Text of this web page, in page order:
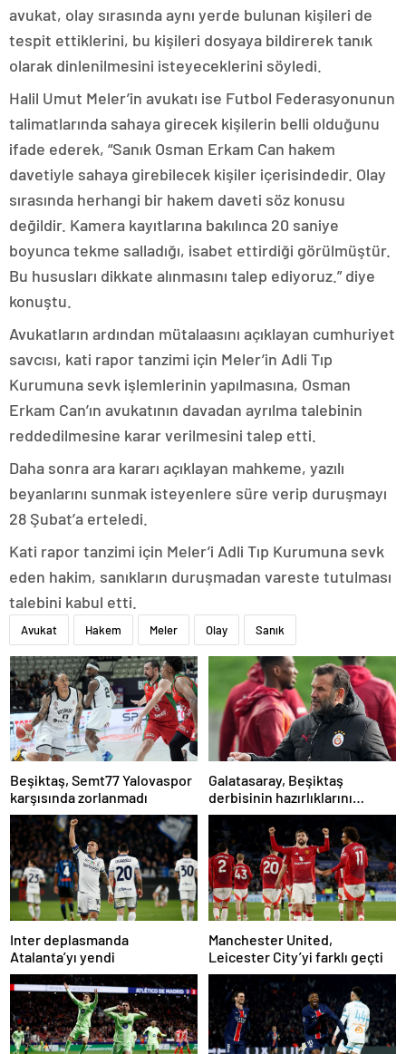
avukat, olay sırasında aynı yerde bulunan kişileri de
tespit ettiklerini, bu kişileri dosyaya bildirerek tanık
olarak dinlenilmesini isteyeceklerini söyledi.
Halil Umut Meler’in avukatı ise Futbol Federasyonunun
talimatlarında sahaya girecek kişilerin belli olduğunu
ifade ederek, “Sanık Osman Erkam Can hakem
davetiyle sahaya girebilecek kişiler içerisindedir. Olay
sırasında herhangi bir hakem daveti söz konusu
değildir. Kamera kayıtlarına bakılınca 20 saniye
boyunca tekme salladığı, isabet ettirdiği görülmüştür.
Bu hususları dikkate alınmasını talep ediyoruz.” diye
konuştu.
Avukatların ardından mütalaasını açıklayan cumhuriyet
savcısı, kati rapor tanzimi için Meler’in Adli Tıp
Kurumuna sevk işlemlerinin yapılmasına, Osman
Erkam Can’ın avukatının davadan ayrılma talebinin
reddedilmesine karar verilmesini talep etti.
Daha sonra ara kararı açıklayan mahkeme, yazılı
beyanlarını sunmak isteyenlere süre verip duruşmayı
28 Şubat’a erteledi.
Kati rapor tanzimi için Meler’i Adli Tıp Kurumuna sevk
eden hakim, sanıkların duruşmadan vareste tutulması
talebini kabul etti.
Avukat Hakem Meler Olay Sanık
Beşiktaş, Semt77 Yalovaspor
karşısında zorlanmadı
Galatasaray, Beşiktaş
derbisinin hazırlıklarını
tamamladı
Inter deplasmanda
Atalanta’yı yendi
Manchester United,
Leicester City’yi farklı geçti